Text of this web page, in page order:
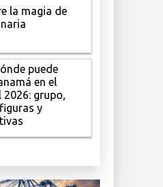
la magia de
puede
en el
2026: grupo,
y